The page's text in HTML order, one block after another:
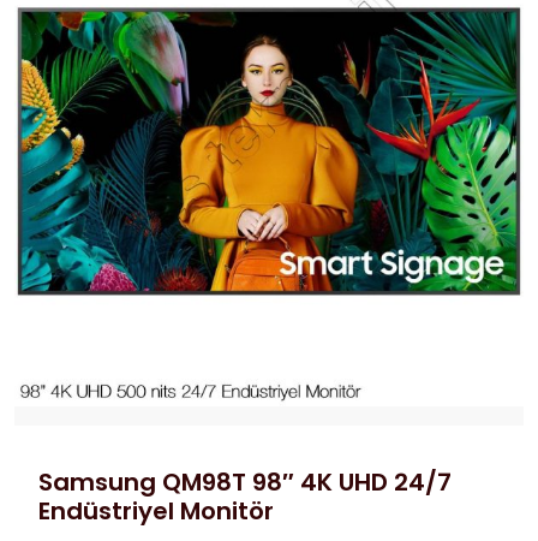
Samsung QM98T 98″ 4K UHD 24/7
Endüstriyel Monitör